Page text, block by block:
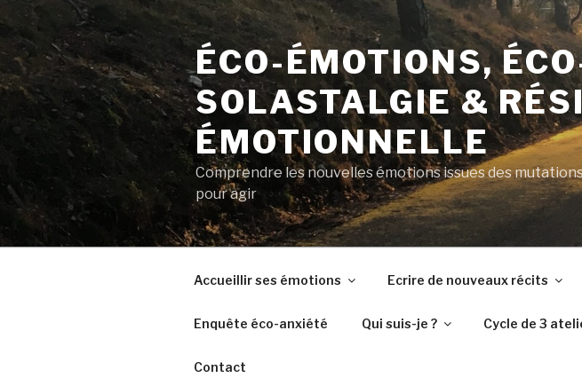
au
contenu
principal
ÉCO-ÉMOTIONS,
SOLASTALGIE &
ÉMOTIONNELLE
Comprendre les nouvelles émotions issues des
pour agir
Accueillir ses émotions Ecrire de nouveaux récits
Enquête éco-anxiété Qui suis-je ? Cycle de 3
Contact